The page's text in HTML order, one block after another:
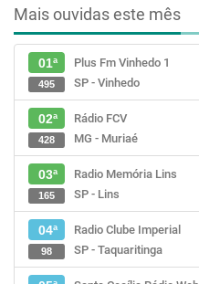
Mais ouvidas este mês
01ª
Plus Fm Vinhedo 1
SP - Vinhedo
495
02ª
Rádio FCV
MG - Muriaé
428
03ª
Radio Memória Lins
SP - Lins
165
04ª
Radio Clube Imperial
SP - Taquaritinga
98